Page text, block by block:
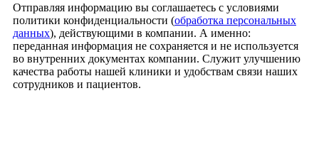
Отправляя информацию вы соглашаетесь с условиями
политики конфиденциальности (обработка персональных
данных), действующими в компании. А именно:
переданная информация не сохраняется и не используется
во внутренних документах компании. Служит улучшению
качества работы нашей клиники и удобствам связи наших
сотрудников и пациентов.